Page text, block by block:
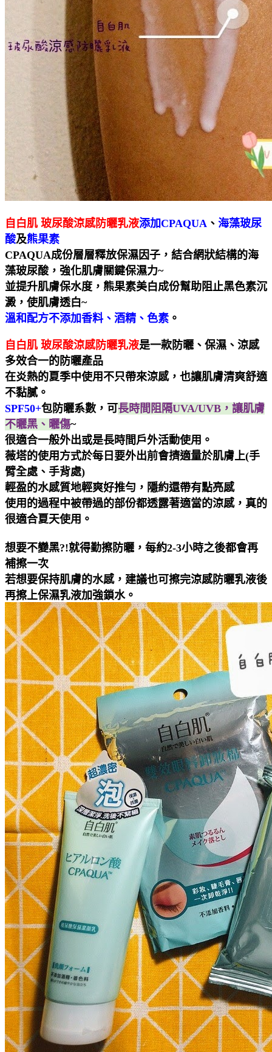
自白肌 玻尿酸涼感防曬乳液添加CPAQUA 、 海藻玻尿
酸及熊果素
CPAQUA成份層層釋放保濕因子，結合網狀結構的海
藻玻尿酸，強化肌膚關鍵保濕力~
並提升肌膚保水度，熊果素美白成份幫助阻止黑色素沉
澱，使肌膚透白~
溫和配方不添加香料、酒精、色素 。
自白肌 玻尿酸涼感防曬乳液是一款防曬、保濕、涼感
多效合一的防曬產品
在炎熱的夏季中使用不只帶來涼感，也讓肌膚清爽舒適
不黏膩。
SPF50+包防曬系數，可長時間阻隔UVA/UVB，讓肌膚
不曬黑、曬傷~
很適合一般外出或是長時間戶外活動使用。
薇塔的使用方式於每日要外出前會擠適量於肌膚上(手
臂全處、手背處)
輕盈的水感質地輕爽好推勻，隱約還帶有點亮感
使用的過程中被帶過的部份都透露著適當的涼感，真的
很適合夏天使用。
想要不變黑?!就得勤擦防曬，每約2-3小時之後都會再
補擦一次
若想要保持肌膚的水感，建議也可擦完涼感防曬乳液後
再擦上保濕乳液加強鎖水。